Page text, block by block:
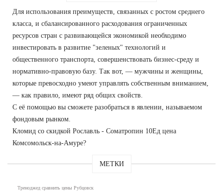
Для использования преимуществ, связанных с ростом среднего
класса, и сбалансированного расходования ограниченных
ресурсов стран с развивающейся экономикой необходимо
инвестировать в развитие "зеленых" технологий и
общественного транспорта, совершенствовать бизнес-среду и
нормативно-правовую базу. Так вот, — мужчины и женщины,
которые превосходно умеют управлять собственным вниманием,
— как правило, имеют ряд общих свойств.
С её помощью вы сможете разобраться в явлении, называемом
фондовым рынком.
Кломид со скидкой Рославль - Cоматропин 10Ед цена
Комсомольск-на-Амуре?
МЕТКИ
Треноджед сравнить цены Рубцовск